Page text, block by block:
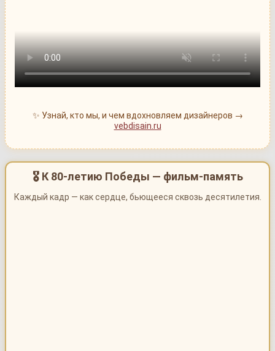
✨ Узнай, кто мы, и чем вдохновляем дизайнеров →
vebdisain.ru
🎖 К 80-летию Победы — фильм-память
Каждый кадр — как сердце, бьющееся сквозь десятилетия.